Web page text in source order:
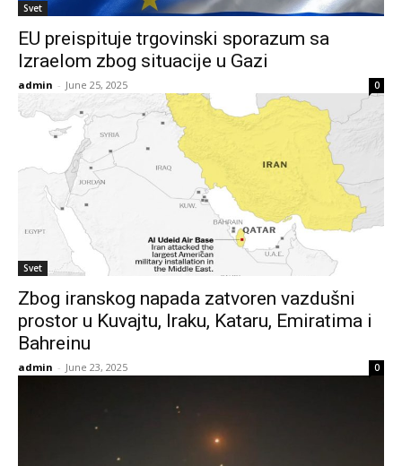
Svet
EU preispituje trgovinski sporazum sa
Izraelom zbog situacije u Gazi
admin - June 25, 2025 0
Svet
Zbog iranskog napada zatvoren vazdušni
prostor u Kuvajtu, Iraku, Kataru, Emiratima i
Bahreinu
admin - June 23, 2025 0